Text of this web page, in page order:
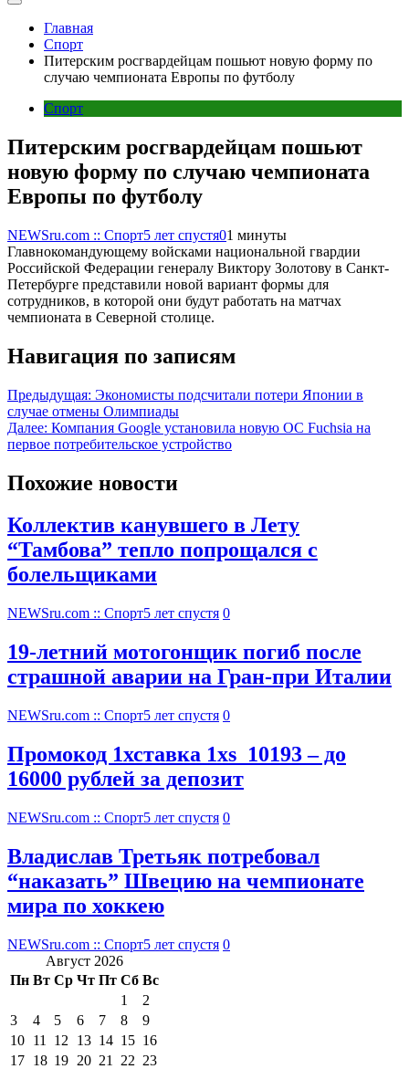
Главная
Спорт
Питерским росгвардейцам пошьют новую форму по
случаю чемпионата Европы по футболу
Спорт
Питерским росгвардейцам пошьют
новую форму по случаю чемпионата
Европы по футболу
NEWSru.com :: Спорт5 лет спустя01 минуты
Главнокомандующему войсками национальной гвардии
Российской Федерации генералу Виктору Золотову в Санкт-
Петербурге представили новой вариант формы для
сотрудников, в которой они будут работать на матчах
чемпионата в Северной столице.
Навигация по записям
Предыдущая: Экономисты подсчитали потери Японии в
случае отмены Олимпиады
Далее: Компания Google установила новую OC Fuchsia на
первое потребительское устройство
Похожие новости
Коллектив канувшего в Лету
“Тамбова” тепло попрощался с
болельщиками
NEWSru.com :: Спорт5 лет спустя 0
19-летний мотогонщик погиб после
страшной аварии на Гран-при Италии
NEWSru.com :: Спорт5 лет спустя 0
Промокод 1хставка 1xs_10193 – до
16000 рублей за депозит
NEWSru.com :: Спорт5 лет спустя 0
Владислав Третьяк потребовал
“наказать” Швецию на чемпионате
мира по хоккею
NEWSru.com :: Спорт5 лет спустя 0
Август 2026
Пн Вт Ср Чт Пт Сб Вс
1
2
3
4 5 6 7 8
9
10 11 12 13 14 15 16
17 18 19 20 21 22 23